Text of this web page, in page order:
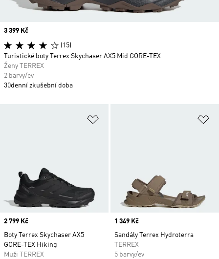
Price
2 799 Kč
Boty Terrex Skychaser AX5
GORE-TEX Hiking
Muži TERREX
Price
1 349 Kč
Sandály Terrex Hydroterra
TERREX
5 barvy/ev
Price
3 399 Kč
(15)
Turistické boty Terrex Skychaser AX5 Mid GORE-TEX
Ženy TERREX
2 barvy/ev
30denní zkušební doba